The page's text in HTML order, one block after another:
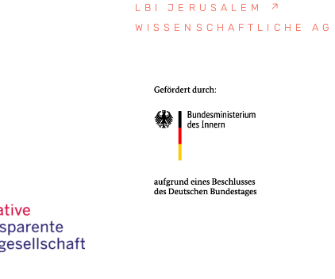
LBI JERUSALEM
↗
WISSENSCHAFTLICHE AG